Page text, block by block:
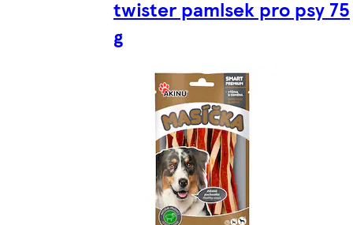
twister pamlsek pro psy 75
g